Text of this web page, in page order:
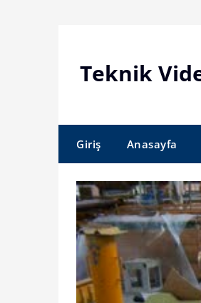
Teknik
Giriş Anasayfa